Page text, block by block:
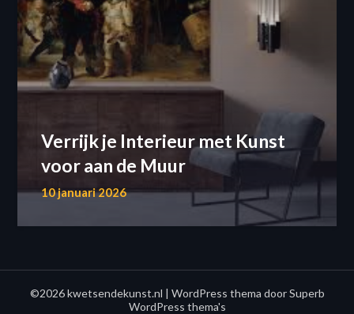
Verrijk je Interieur met Kunst
voor aan de Muur
10 januari 2026
©2026 kwetsendekunst.nl | WordPress thema doorSuperb
WordPress thema's